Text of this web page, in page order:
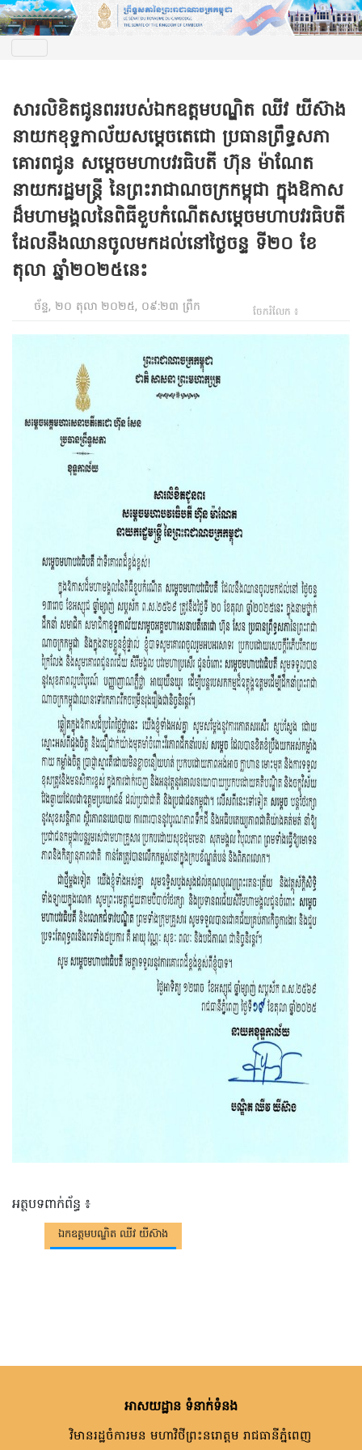
សារលិខិតជូនពររបស់ឯកឧត្តមបណ្ឌិត ឈីវ យីស៊ាង
នាយកខុទ្ទកាល័យសម្តេចតេជោ ប្រធានព្រឹទ្ធសភា
គោរពជូន​ សម្តេចមហាបវរធិបតី ហ៊ុន ម៉ាណែត
នាយករដ្ឋមន្ត្រី នៃព្រះរាជាណចក្រកម្ពុជា ក្នុងឱកាស
ដ៏មហាមង្គលនៃពិធីខួបកំណើតសម្តេចមហាបវរធិបតី
ដែលនឹងឈានចូលមកដល់នៅថ្ងៃចន្ទ ទី២០ ខែ
តុលា ឆ្នាំ២០២៥នេះ
ច័ន្ទ, ២០ តុលា ២០២៥, ០៩:២៣ ព្រឹក ចែករំលែក ៖
អត្ថបទពាក់ព័ន្ធ ៖
ឯកឧត្តមបណ្ឌិត ឈីវ យីស៊ាង
អាសយដ្ឋាន ទំនាក់ទំនង
វិមានរដ្ឋចំការមន មហាវិថីព្រះនរោត្តម រាជធានីភ្នំពេញ